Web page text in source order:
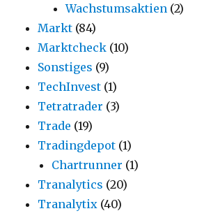
Wachstumsaktien (2)
Markt (84)
Marktcheck (10)
Sonstiges (9)
TechInvest (1)
Tetratrader (3)
Trade (19)
Tradingdepot (1)
Chartrunner (1)
Tranalytics (20)
Tranalytix (40)